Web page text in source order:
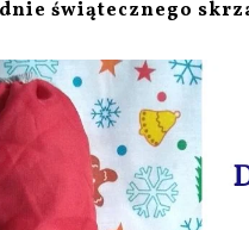
świątecznego